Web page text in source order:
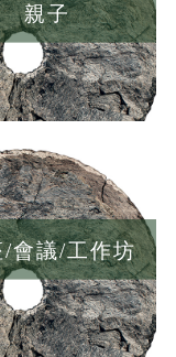
親子
/會議/工作坊